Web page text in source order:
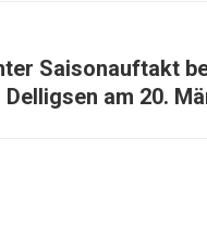
Saisonauftakt
Delligsen am 20.